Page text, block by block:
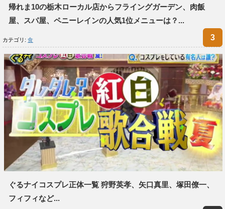
帰れま10の栃木ローカル店からフライングガーデン、肉飯
屋、スパ屋、ペニーレインの人気1位メニューは？...
カテゴリ: 食
ぐるナイコスプレ正体一覧 狩野英孝、矢口真里、塚田僚一、
フィフィなど...